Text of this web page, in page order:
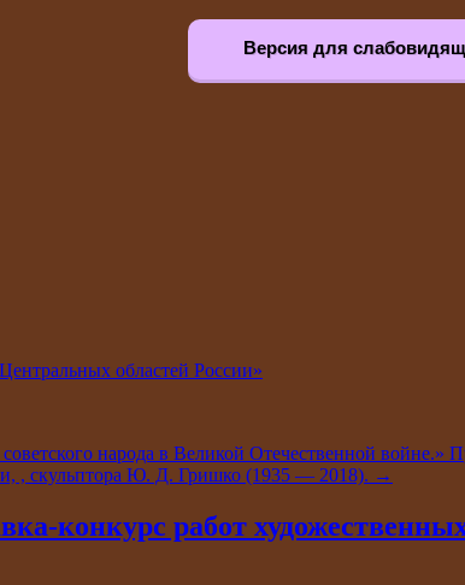
Версия для
областей России»
народа в Великой Отечественной войне.»
, скульптора Ю. Д. Гришко (1935 — 2018). →
конкурс работ